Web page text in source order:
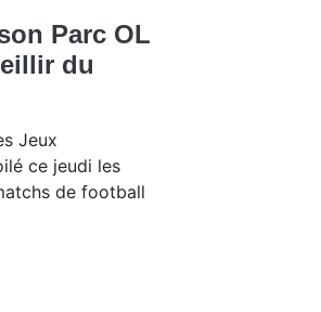
Parc OL
du
Jeux
ce jeudi les
de football